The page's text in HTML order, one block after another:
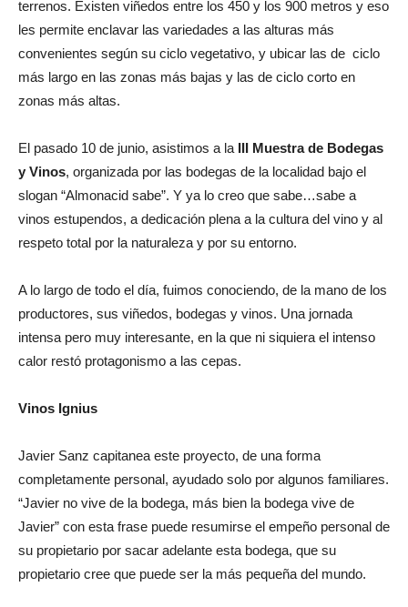
terrenos. Existen viñedos entre los 450 y los 900 metros y eso
les permite enclavar las variedades a las alturas más
convenientes según su ciclo vegetativo, y ubicar las de ciclo
más largo en las zonas más bajas y las de ciclo corto en
zonas más altas.
El pasado 10 de junio, asistimos a la III Muestra de Bodegas
y Vinos, organizada por las bodegas de la localidad bajo el
slogan “Almonacid sabe”. Y ya lo creo que sabe…sabe a
vinos estupendos, a dedicación plena a la cultura del vino y al
respeto total por la naturaleza y por su entorno.
A lo largo de todo el día, fuimos conociendo, de la mano de los
productores, sus viñedos, bodegas y vinos. Una jornada
intensa pero muy interesante, en la que ni siquiera el intenso
calor restó protagonismo a las cepas.
Vinos Ignius
Javier Sanz capitanea este proyecto, de una forma
completamente personal, ayudado solo por algunos familiares.
“Javier no vive de la bodega, más bien la bodega vive de
Javier” con esta frase puede resumirse el empeño personal de
su propietario por sacar adelante esta bodega, que su
propietario cree que puede ser la más pequeña del mundo.